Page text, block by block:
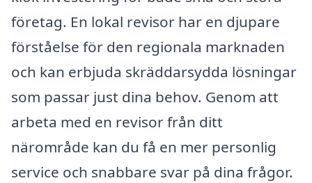
företag. En lokal revisor har en djupare
förståelse för den regionala marknaden
och kan erbjuda skräddarsydda lösningar
som passar just dina behov. Genom att
arbeta med en revisor från ditt
närområde kan du få en mer personlig
service och snabbare svar på dina frågor.